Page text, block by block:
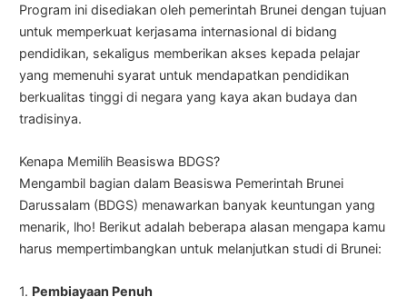
Program ini disediakan oleh pemerintah Brunei dengan tujuan
untuk memperkuat kerjasama internasional di bidang
pendidikan, sekaligus memberikan akses kepada pelajar
yang memenuhi syarat untuk mendapatkan pendidikan
berkualitas tinggi di negara yang kaya akan budaya dan
tradisinya.
Kenapa Memilih Beasiswa BDGS?
Mengambil bagian dalam Beasiswa Pemerintah Brunei
Darussalam (BDGS) menawarkan banyak keuntungan yang
menarik, lho! Berikut adalah beberapa alasan mengapa kamu
harus mempertimbangkan untuk melanjutkan studi di Brunei:
1. Pembiayaan Penuh